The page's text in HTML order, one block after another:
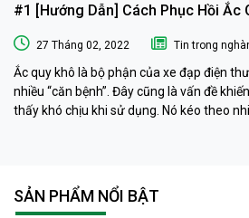
#1 [Hướng Dẫn] Cách Phục Hồi Ắc
Tại Nhà
27 Tháng 02, 2022 Tin trong
Ắc quy khô là bộ phận của xe đạp điện
nhiều “căn bệnh”. Đây cũng là vấn đề
thấy khó chịu khi sử dụng. Nó kéo theo
cách đơn giản và hiệu quả như ở tiệm
SẢN PHẨM NỔI BẬT